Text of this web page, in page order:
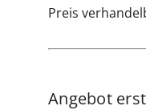
Preis
Angebot